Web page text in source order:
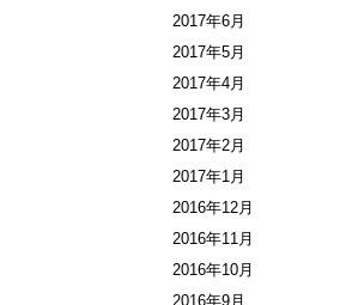
2017年6月
2017年5月
2017年4月
2017年3月
2017年2月
2017年1月
2016年12月
2016年11月
2016年10月
2016年9月